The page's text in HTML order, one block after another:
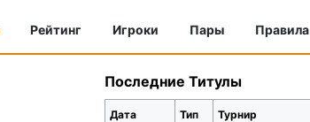
Рейтинг Игроки Пары Правила
Последние Титулы
Дата Тип Турнир